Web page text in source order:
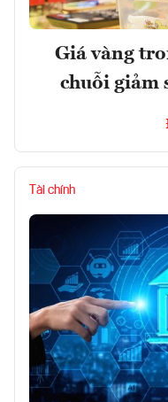
Giá vàng
chuỗi giảm
Tài chính